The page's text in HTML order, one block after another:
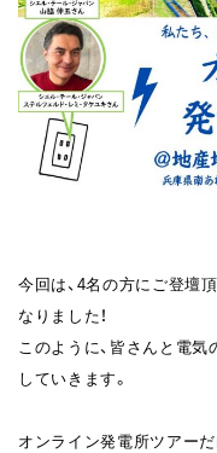
今回は、4名の方にご登壇
なりました！
このように、皆さんと電
していきます。
オンライン発電所ツアー